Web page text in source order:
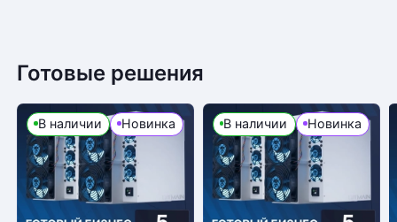
Готовые решения
В наличии Новинка В наличии Новинка